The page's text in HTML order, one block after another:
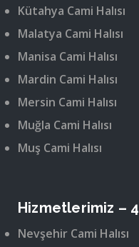
Kütahya Cami Halısı
Malatya Cami Halısı
Manisa Cami Halısı
Mardin Cami Halısı
Mersin Cami Halısı
Muğla Cami Halısı
Muş Cami Halısı
Hizmetlerimiz – 4
Nevşehir Cami Halısı